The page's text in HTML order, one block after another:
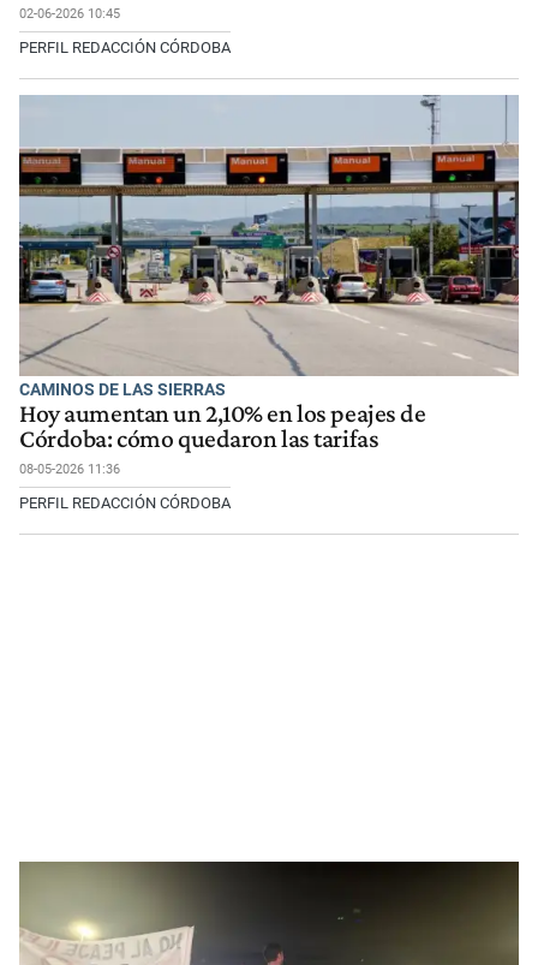
02-06-2026 10:45
PERFIL REDACCIÓN CÓRDOBA
CAMINOS DE LAS SIERRAS
Hoy aumentan un 2,10% en los peajes de
Córdoba: cómo quedaron las tarifas
08-05-2026 11:36
PERFIL REDACCIÓN CÓRDOBA